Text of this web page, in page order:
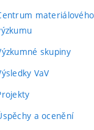
materiálového
skupiny
VaV
a ocenění